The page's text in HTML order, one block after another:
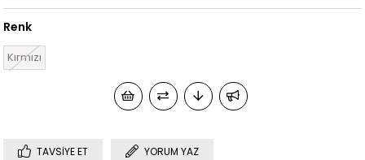
Renk
Kırmızı
TAVSIYE ET YORUM YAZ